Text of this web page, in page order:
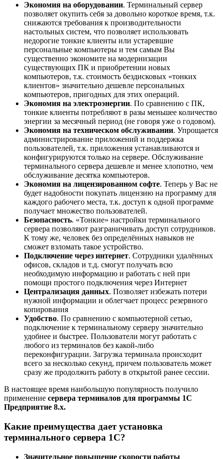
Экономия на оборудовании. Терминальный сервер
позволяет окупить себя за довольно короткое время, т.к.
снижаются требования к производительности
настольных систем, что позволяет использовать
недорогие тонкие клиенты или устаревшие
персональные компьютеры и тем самым Вы
существенно экономите на модернизации
существующих ПК и приобретении новых
компьютеров, т.к. стоимость бездисковых «тонких
клиентов» значительно дешевле персональных
компьютеров, пригодных для этих операций.
Экономия на электроэнергии. По сравнению с ПК,
тонкие клиенты потребляют в разы меньшее количество
энергии за месячный период (не говоря уже о годовом).
Экономия на техническом обслуживании. Упрощается
администрирование приложений и поддержка
пользователей, т.к. приложения устанавливаются и
конфигурируются только на сервере. Обслуживание
терминального сервера дешевле и менее хлопотно, чем
обслуживание десятка компьютеров.
Экономия на лицензированном софте. Теперь у Вас не
будет надобности покупать лицензию на программу для
каждого рабочего места, т.к. доступ к одной программе
получает множество пользователей.
Безопасность. «Тонкие» настройки терминального
сервера позволяют разграничивать доступ сотрудников.
К тому же, человек без определённых навыков не
сможет взломать такое устройство.
Подключение через интернет. Сотрудники удалённых
офисов, складов и т.д. смогут получать всю
необходимую информацию и работать с ней при
помощи простого подключения через Интернет
Централизация данных. Позволяет избежать потери
нужной информации и облегчает процесс резервного
копирования
Удобство. По сравнению с компьютерной сетью,
подключение к терминальному серверу значительно
удобнее и быстрее. Пользователи могут работать с
любого из терминалов без какой-либо
переконфигурации. Загрузка терминала происходит
всего за несколько секунд, причем пользователь может
сразу же продолжить работу в открытой ранее сессии.
В настоящее время наибольшую популярность получило
применение сервера терминалов для программы 1С
Предприятие 8.x.
Какие преимущества дает установка
терминального сервера 1C?
Значительное повышение скорости работы